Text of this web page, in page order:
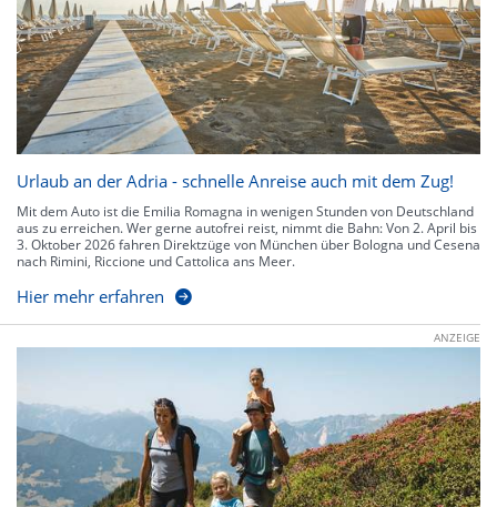
Urlaub an der Adria - schnelle Anreise auch mit dem Zug!
Mit dem Auto ist die Emilia Romagna in wenigen Stunden von Deutschland
aus zu erreichen. Wer gerne autofrei reist, nimmt die Bahn: Von 2. April bis
3. Oktober 2026 fahren Direktzüge von München über Bologna und Cesena
nach Rimini, Riccione und Cattolica ans Meer.
Hier mehr erfahren
ANZEIGE